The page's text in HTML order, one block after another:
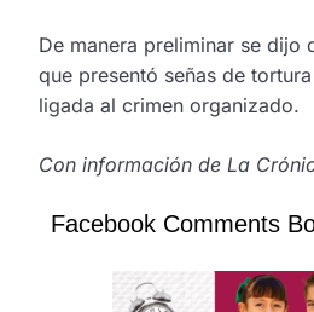
De manera preliminar se dijo
que presentó señas de
ligada al crimen organizado.
Con información de La
Facebook Comments